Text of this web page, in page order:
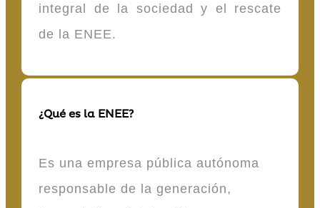
integral de la sociedad y el rescate
de la ENEE.
¿Qué es la ENEE?
Es una empresa pública autónoma
responsable de la generación,